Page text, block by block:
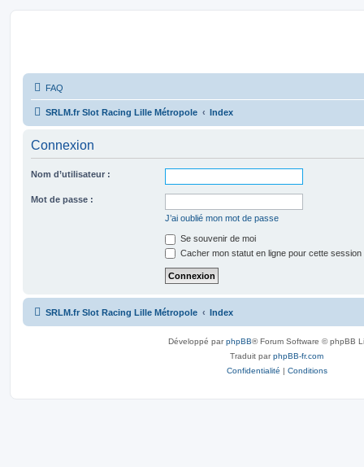
FAQ
SRLM.fr Slot Racing Lille Métropole Index
Connexion
Nom d’utilisateur :
Mot de passe :
J’ai oublié mon mot de passe
Se souvenir de moi
Cacher mon statut en ligne pour cette session
SRLM.fr Slot Racing Lille Métropole Index
Développé parphpBB® Forum Software © phpBB
Traduit parphpBB-fr.com
Confidentialité | Conditions